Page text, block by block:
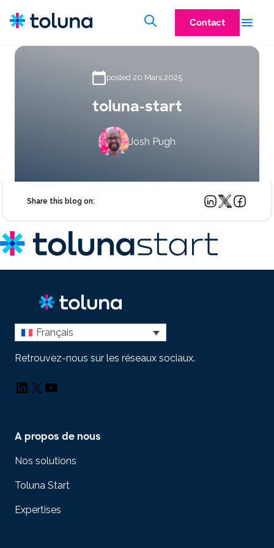
Contact
posted 20 Mars 2025
toluna-start
Josh Pugh
Share this blog on:
Français
Retrouvez-nous sur les réseaux sociaux.
LinkedIn
X YouTube
A propos de nous
Nos solutions
Toluna Start
Expertises